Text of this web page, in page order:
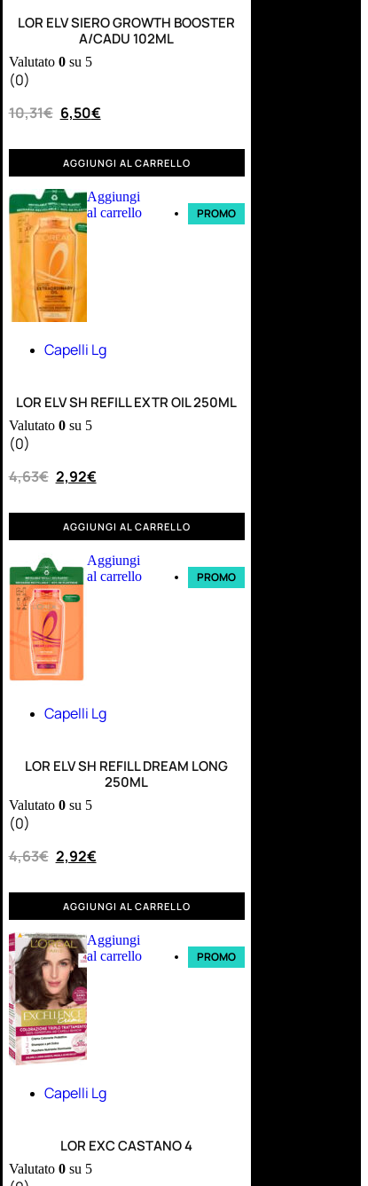
LOR ELV SIERO GROWTH BOOSTER
A/CADU 102ML
Valutato 0su 5
(0)
10,31€ 6,50€
AGGIUNGI AL CARRELLO
Aggiungi
al carrello
PROMO
Capelli Lg
LOR ELV SH REFILL EXTR OIL 250ML
Valutato 0su 5
(0)
4,63€ 2,92€
AGGIUNGI AL CARRELLO
Aggiungi
al carrello
PROMO
Capelli Lg
LOR ELV SH REFILL DREAM LONG
250ML
Valutato 0su 5
(0)
4,63€ 2,92€
AGGIUNGI AL CARRELLO
Aggiungi
al carrello
PROMO
Capelli Lg
LOR EXC CASTANO 4
Valutato 0su 5